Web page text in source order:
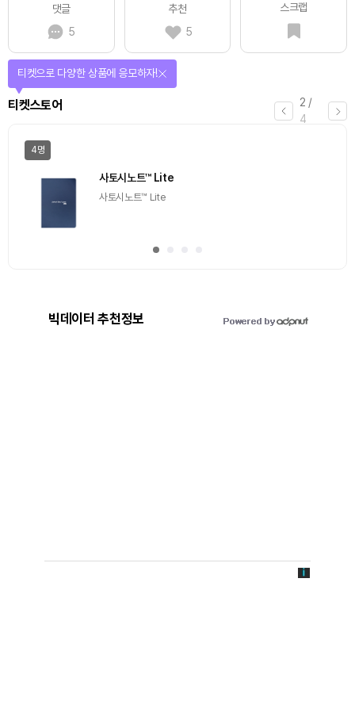
댓글
5
추천
5
스크랩
3 /
4
에어드랍
선물이 쏟아지는 에어드랍 이벤트!
일반
[Episode 12] IXO™2024 참여하고, 2억원 상당 에어
드랍 받자!
빅데이터 추천정보